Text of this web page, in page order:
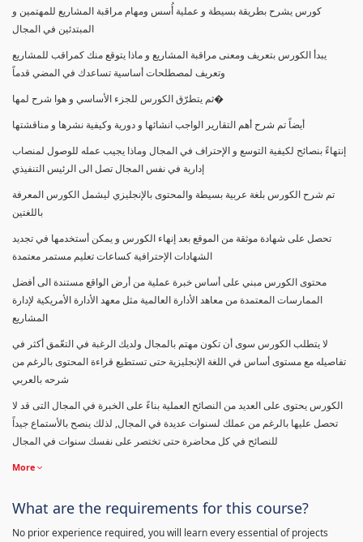
كورس يشرح بطريقة بسيطة و عملية أُسس ومهام مراقبة المشاريع للمهتمين و
المبتدئين في المجال
يبدأ الكورس بتعريف ومعنى مراقبة المشاريع و ماذا يتوقع منك كمراقب للمشاريع
وتعريف لمصطلحات أساسية تساعدك في المضي قدماً
ثم يتطرّق الكورس للجزء الأساسي و هوا شرح لمها�
أيضاً تم شرح أهم التقارير الواجب انشائها و دورية وكيفية نشرها و مناقشتها
إنتهاءً بنصائح لكيفية التوسع و الإحتراف في المجال وماذا يجيب عمله للوصول لمنصاب
إدارية في نفس المجال تصل الى الرئيس التنفيذي
تم شرح الكورس بلغة عربية بسيطة والمحتوى بالإنجليزي ليشمل الكورس المعرفة
باللغتين
تحصل على شهادة موثقة من الموقع بعد إنهاء الكورس و يمكن أستخدمها في تجديد
الشهادات الإحترافية كساعات تعليم مستمر معتمدة
محتوى الكورس مبني على أساس خبرة عملية من أرض الواقع مستندة الى أفضل
الممارسات المعتمدة من معاهد الأدارة العالمية مثل معهد الأدارة الأمريكية لإدارة
المشاريع
لا يتطلب الكورس سوى أن تكون مهتم بالمجال ولديك الرغبة في التعّمق أكثر في
تفاصيله مع مستوى أساس في اللغة الإنجليزية حتى تستطيع قراءة المحتوى بالرغم من
شرحه بالعربي
الكورس يحتوى على العديد من النصائح العملية بناءً على الخبرة في المجال التى قد لا
تحصل عليها بالرغم من عملك لسنوات عديدة في المجال, لذلك ينصح بالأستماع جيداً
للنصائح في كل محاضرة حتى تختصر على نفسك سنوات في المجال
More
What are the requirements for this course?
No prior experience required, you will learn every essential of projects